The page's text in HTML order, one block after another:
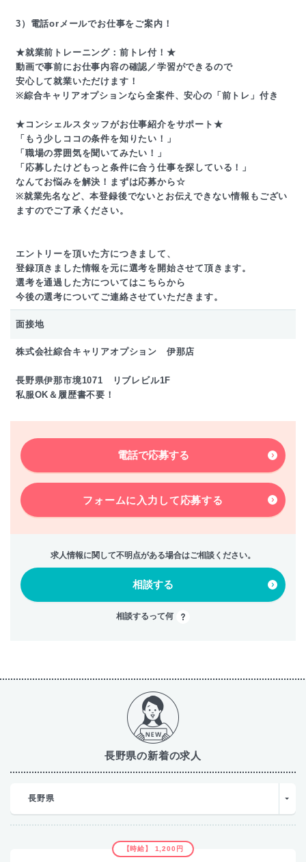
3）電話orメールでお仕事をご案内！
★就業前トレーニング：前トレ付！★
動画で事前にお仕事内容の確認／学習ができるので
安心して就業いただけます！
※綜合キャリアオプションなら全案件、安心の「前トレ」付き
★コンシェルスタッフがお仕事紹介をサポート★
「もう少しココの条件を知りたい！」
「職場の雰囲気を聞いてみたい！」
「応募したけどもっと条件に合う仕事を探している！」
なんてお悩みを解決！まずは応募から☆
※就業先名など、本登録後でないとお伝えできない情報もござい
ますのでご了承ください。
エントリーを頂いた方につきまして、
登録頂きました情報を元に選考を開始させて頂きます。
選考を通過した方についてはこちらから
今後の選考についてご連絡させていただきます。
面接地
株式会社綜合キャリアオプション 伊那店
長野県伊那市境1071 リブレビル1F
私服OK＆履歴書不要！
電話で応募する
フォームに入力して応募する
求人情報に関して不明点がある場合はご相談ください。
相談する
相談するって何
長野県の新着の求人
長野県
【時給】 1,200円